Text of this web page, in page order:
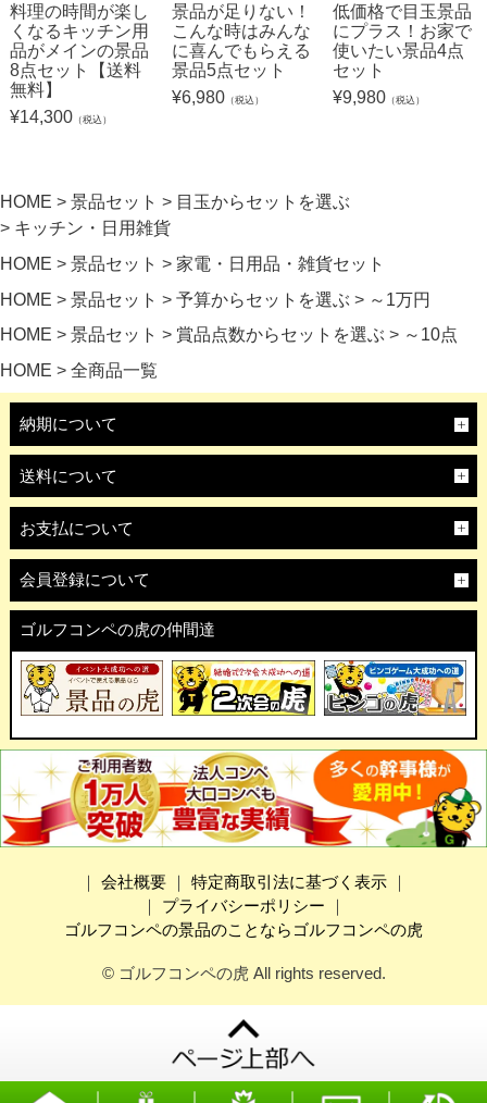
料理の時間が楽し
くなるキッチン用
品がメインの景品
8点セット【送料
無料】
¥14,300（税込）
景品が足りない！
こんな時はみんな
に喜んでもらえる
景品5点セット
¥6,980（税込）
低価格で目玉景品
にプラス！お家で
使いたい景品4点
セット
¥9,980 （税込）
HOME 景品セット
目玉からセットを選ぶ
キッチン・日用雑貨
HOME
景品セット
家電・日用品・雑貨セット
HOME
景品セット 予算からセットを選ぶ
～1万円
HOME
景品セット 賞品点数からセットを選ぶ
～10点
HOME
全商品一覧
納期について
送料について
お支払について
会員登録について
ゴルフコンペの虎の仲間達
｜ 会社概要｜ 特定商取引法に基づく表示｜
｜ プライバシーポリシー ｜
ゴルフコンペの景品のことならゴルフコンペの虎
© ゴルフコンペの虎 All rights reserved.